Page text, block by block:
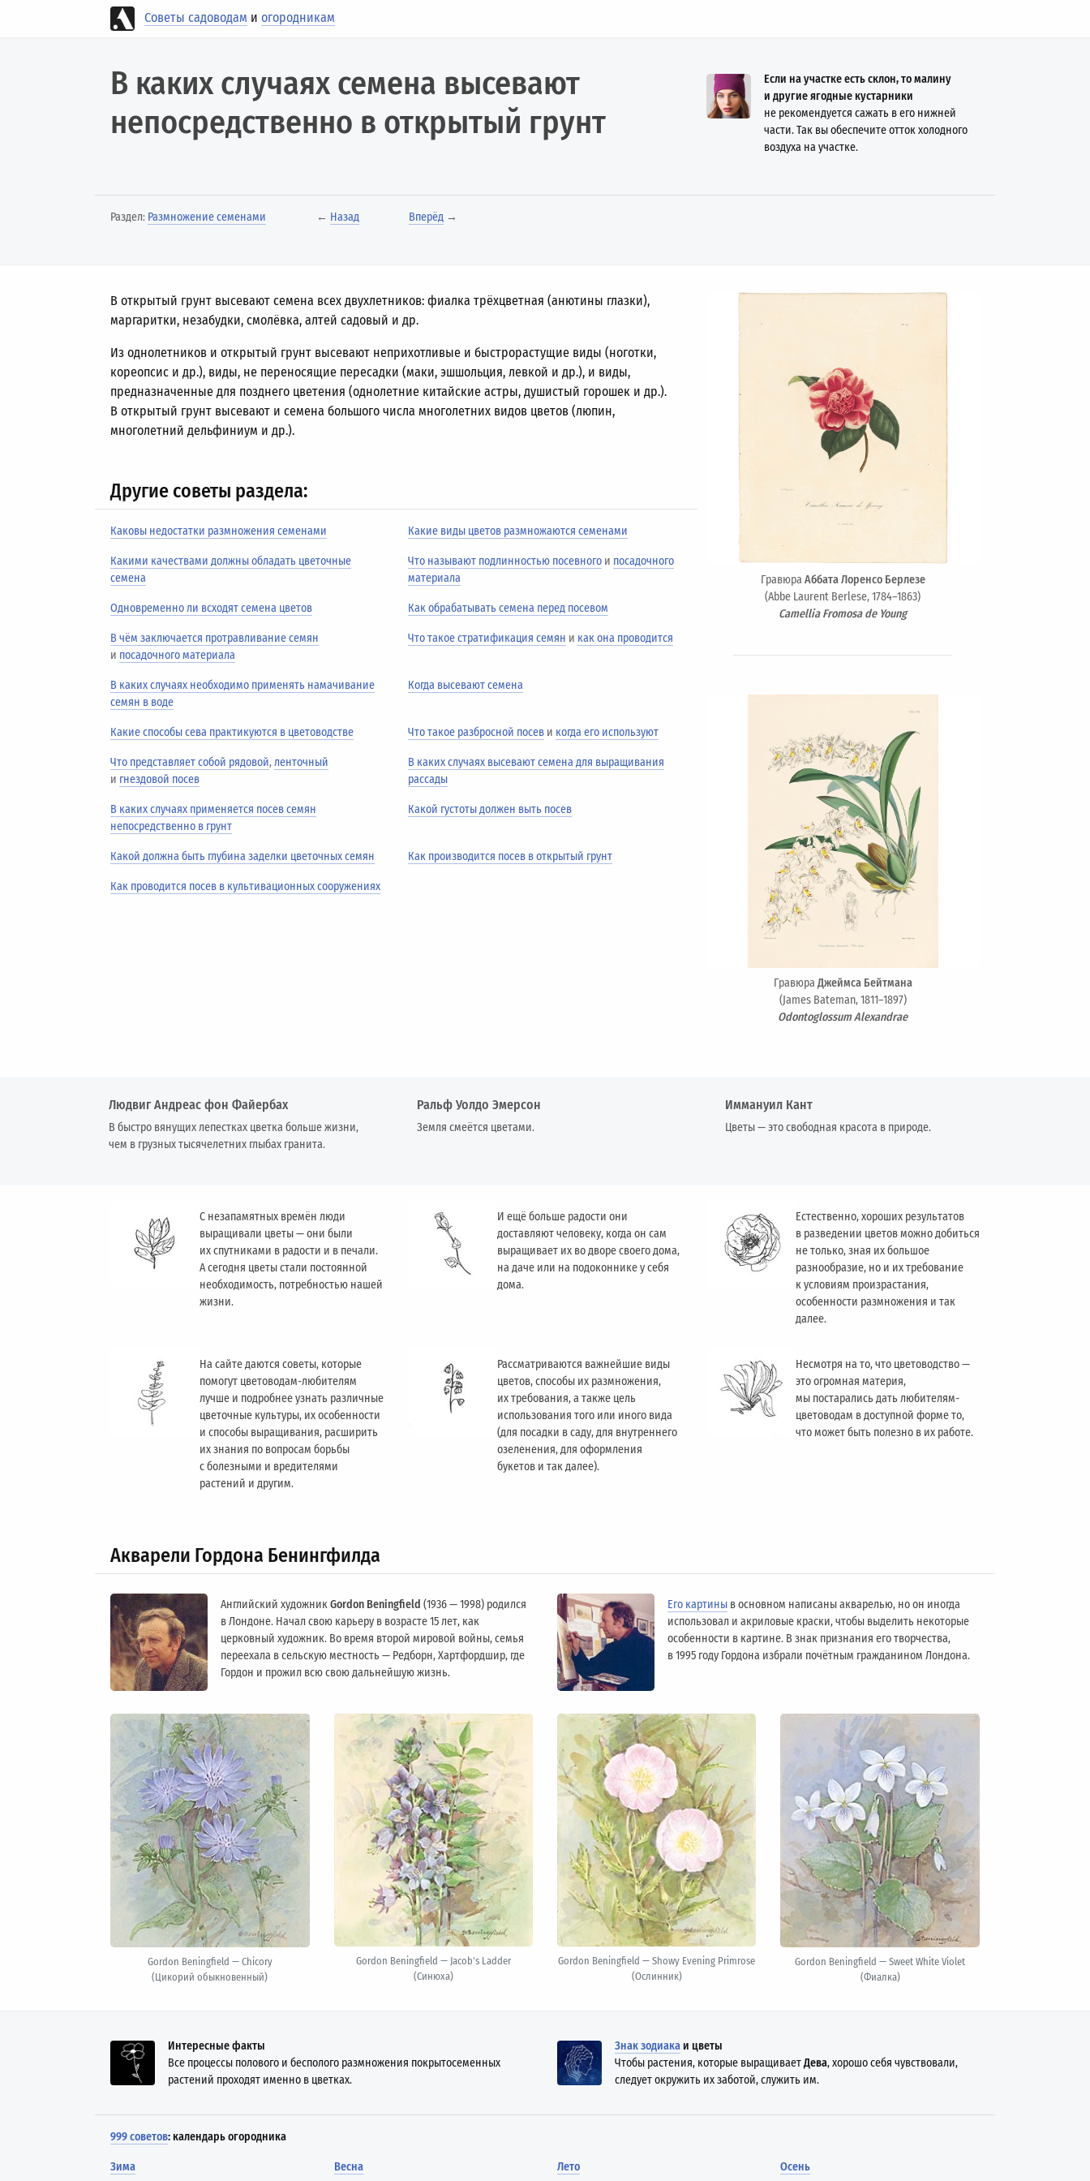
Советы садоводам иогородникам
В каких случаях семена высевают
непосредственно в открытый грунт
Если на участке есть склон, то малину
и другие ягодные кустарники
не рекомендуется сажать в его нижней
части. Так вы обеспечите отток холодного
воздуха на участке.
Раздел: Размножение семенами ← Назад Вперёд →
В открытый грунт высевают семена всех двухлетников: фиалка трёхцветная (анютины глазки),
маргаритки, незабудки, смолёвка, алтей садовый и др.
Из однолетников и открытый грунт высевают неприхотливые и быстрорастущие виды (ноготки,
кореопсис и др.), виды, не переносящие пересадки (маки, эшшольция, левкой и др.), и виды,
предназначенные для позднего цветения (однолетние китайские астры, душистый горошек и др.).
В открытый грунт высевают и семена большого числа многолетних видов цветов (люпин,
многолетний дельфиниум и др.).
Другие советы раздела:
Каковы недостатки размножения семенами Какие виды цветов размножаются семенами
Какими качествами должны обладать цветочные
семена
Что называют подлинностью посевного и посадочного
материала
Одновременно ли всходят семена цветов Как обрабатывать семена перед посевом
В чём заключается протравливание семян
и посадочного материала
Что такое стратификация семян и как она проводится
В каких случаях необходимо применять намачивание
семян в воде
Когда высевают семена
Какие способы сева практикуются в цветоводстве Что такое разбросной посев и когда его используют
Что представляет собой рядовой,ленточный
и гнездовой посев
В каких случаях высевают семена для выращивания
рассады
В каких случаях применяется посев семян
непосредственно в грунт
Какой густоты должен выть посев
Какой должна быть глубина заделки цветочных семян Как производится посев в открытый грунт
Как проводится посев в культивационных сооружениях
ГравюраАббата Лоренсо Берлезе
(Abbe Laurent Berlese, 1784–1863)
Camellia Fromosa de Young
ГравюраДжеймса Бейтмана
(James Bateman, 1811–1897)
Odontoglossum Alexandrae
Людвиг Андреас фон Файербах
В быстро вянущих лепестках цветка больше жизни,
чем в грузных тысячелетних глыбах гранита.
Ральф Уолдо Эмерсон
Земля смеётся цветами.
Иммануил Кант
Цветы — это свободная красота в природе.
С незапамятных времён люди
выращивали цветы — они были
их спутниками в радости и в печали.
А сегодня цветы стали постоянной
необходимость, потребностью нашей
жизни.
И ещё больше радости они
доставляют человеку, когда он сам
выращивает их во дворе своего дома,
на даче или на подоконнике у себя
дома.
Естественно, хороших результатов
в разведении цветов можно добиться
не только, зная их большое
разнообразие, но и их требование
к условиям произрастания,
особенности размножения и так
далее.
На сайте даются советы, которые
помогут цветоводам-любителям
лучше и подробнее узнать различные
цветочные культуры, их особенности
и способы выращивания, расширить
их знания по вопросам борьбы
с болезными и вредителями
растений и другим.
Рассматриваются важнейшие виды
цветов, способы их размножения,
их требования, а также цель
использования того или иного вида
(для посадки в саду, для внутреннего
озеленения, для оформления
букетов и так далее).
Несмотря на то, что цветоводство —
это огромная материя,
мы постарались дать любителям-
цветоводам в доступной форме то,
что может быть полезно в их работе.
Акварели Гордона Бенингфилда
Английский художникGordon Beningfield (1936 — 1998) родился
в Лондоне. Начал свою карьеру в возрасте 15 лет, как
церковный художник. Во время второй мировой войны, семья
переехала в сельскую местность — Редборн, Хартфордшир, где
Гордон и прожил всю свою дальнейшую жизнь.
Его картины в основном написаны акварелью, но он иногда
использовал и акриловые краски, чтобы выделить некоторые
особенности в картине. В знак признания его творчества,
в 1995 году Гордона избрали почётным гражданином Лондонa.
Gordon Beningfield — Chicory
(Цикорий обыкновенный)
Gordon Beningfield — Jacob's Ladder
(Синюха)
Gordon Beningfield — Showy Evening Primrose
(Ослинник)
Gordon Beningfield — Sweet White Violet
(Фиалка)
Интересные факты
Все процессы полового и бесполого размножения покрытосеменных
растений проходят именно в цветках.
Знак зодиака и цветы
Чтобы растения, которые выращиваетДева, хорошо себя чувствовали,
следует окружить их заботой, служить им.
999 советов: календарь огородника
Зима Весна Лето Осень